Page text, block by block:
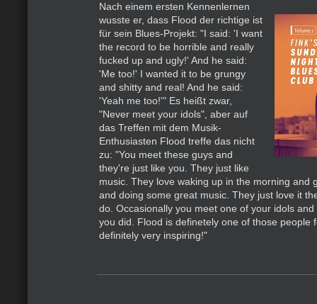
Nach einem ersten Kennenlernen
wusste er, dass Flood der richtige ist
für sein Blues-Projekt: "I said: 'I want
the record to be horrible and really
fucked up and ugly!' And he said:
'Me too!' I wanted it to be grungy
and shitty and real! And he said:
'Yeah me too!'" Es heißt zwar,
"Never meet your idols", aber auf
das Treffen mit dem Musik-
Enthusiasten Flood treffe das nicht
zu: "You meet these guys and
they're just like you. They just like
music. They love waking up in the morning and
and doing some great music. They just love it
do. Occasionally you meet one of your idols
you did. Flood is definetely one of those people
definitely very inspiring!"